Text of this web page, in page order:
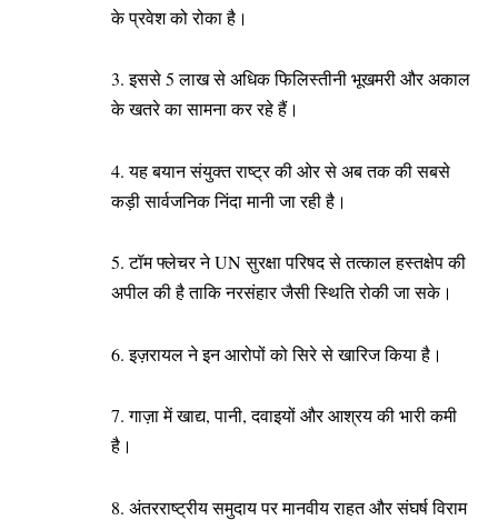
के प्रवेश को रोका है।
3. इससे 5 लाख से अधिक फिलिस्तीनी भूखमरी और अकाल
के खतरे का सामना कर रहे हैं।
4. यह बयान संयुक्त राष्ट्र की ओर से अब तक की सबसे
कड़ी सार्वजनिक निंदा मानी जा रही है।
5. टॉम फ्लेचर ने UN सुरक्षा परिषद से तत्काल हस्तक्षेप की
अपील की है ताकि नरसंहार जैसी स्थिति रोकी जा सके।
6. इज़रायल ने इन आरोपों को सिरे से खारिज किया है।
7. गाज़ा में खाद्य, पानी, दवाइयों और आश्रय की भारी कमी
है।
8. अंतरराष्ट्रीय समुदाय पर मानवीय राहत और संघर्ष विराम